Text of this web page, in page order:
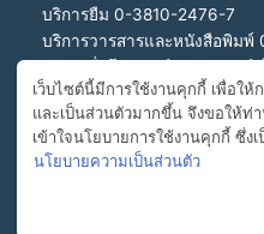
บริการยืม 0-3810-2476-7
บริการวารสารและหนังสือพิมพ์
สำนักงานผู้อำนวยการ 0-
สายด่วนผู้อำนวยการ 092-
อีเมล buulibrary@buu.ac.th
เว็บไซต์นี้มีการใช้งานคุกกี้ เพื่อให้
และเป็นส่วนตัวมากขึ้น จึงขอให้ท่
เข้าใจนโยบายการใช้งานคุกกี้ ซึ่ง
นโยบายความเป็นส่วนตัว